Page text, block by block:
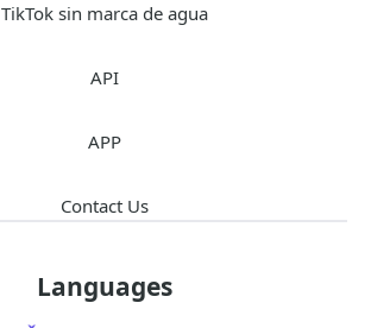
TikTok sin marca de agua
API
APP
Contact Us
Languages